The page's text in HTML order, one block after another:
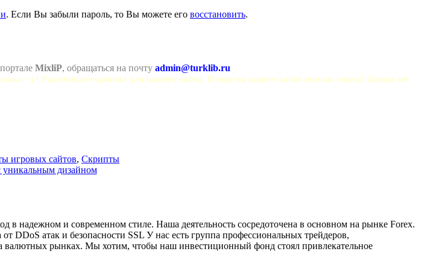
. Если Вы забыли пароль, то Вы можете его восстановить.
MixliP, обращаться на почту admin@turklib.ru
=) ! Различные скрипты для вашего сайта. И еще на нашем сайте немало софта! Заходи не
игровых сайтов, Скрипты
надежном и современном стиле. Наша деятельность сосредоточена в основном на рынке Forex.
DDoS атак и безопасности SSL У нас есть группа профессиональных трейдеров,
рынках. Мы хотим, чтобы наш инвестиционный фонд стоял привлекательное